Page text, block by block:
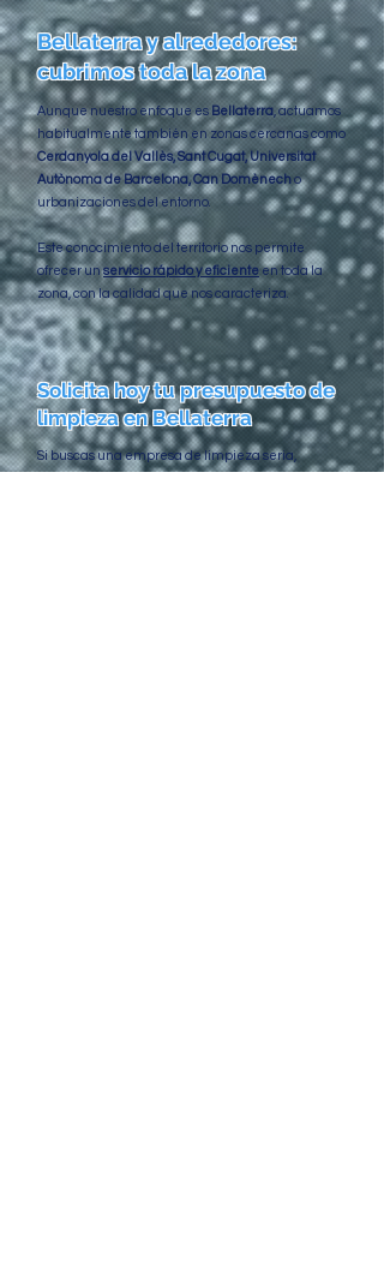
Bellaterra y alrededores:
cubrimos toda la zona
Aunque nuestro enfoque es Bellaterra , actuamos
habitualmente también en zonas cercanas como
Cerdanyola del Vallès, Sant Cugat, Universitat
Autònoma de Barcelona, Can Domènecho
urbanizaciones del entorno.
Este conocimiento del territorio nos permite
ofrecer unservicio rápido y eficiente en toda la
zona, con la calidad que nos caracteriza.
Solicita hoy tu presupuesto de
limpieza en Bellaterra
Si buscas una empresa de limpieza seria,